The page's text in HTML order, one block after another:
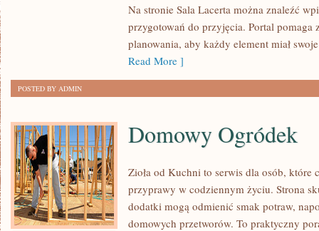
Na stronie Sala Lacerta można znaleźć
przygotowań do przyjęcia. Portal pomaga
planowania, aby każdy element miał
Read More ]
POSTED BY ADMIN
Domowy Ogródek
Zioła od Kuchni to serwis dla osób, które
przyprawy w codziennym życiu. Strona
dodatki mogą odmienić smak potraw,
domowych przetworów. To praktyczny